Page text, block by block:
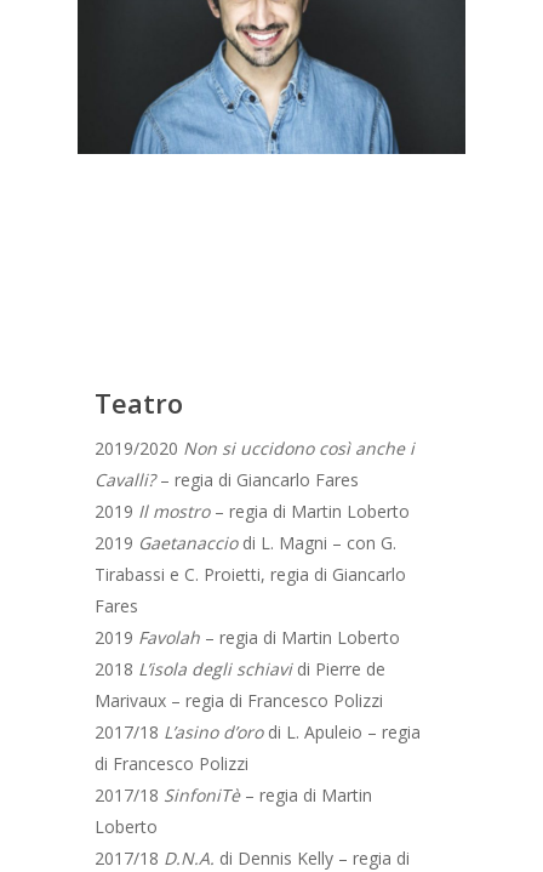
Teatro
2019/2020 Non si uccidono così anche i
Cavalli?– regia di Giancarlo Fares
2019 Il mostro– regia di Martin Loberto
2019 Gaetanaccio di L. Magni – con G.
Tirabassi e C. Proietti, regia di Giancarlo
Fares
2019 Favolah– regia di Martin Loberto
2018 L’isola degli schiavidi Pierre de
Marivaux – regia di Francesco Polizzi
2017/18 L’asino d’orodi L. Apuleio – regia
di Francesco Polizzi
2017/18 SinfoniTè– regia di Martin
Loberto
2017/18 D.N.A. di Dennis Kelly – regia di